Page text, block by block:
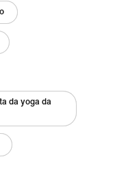
da yoga da